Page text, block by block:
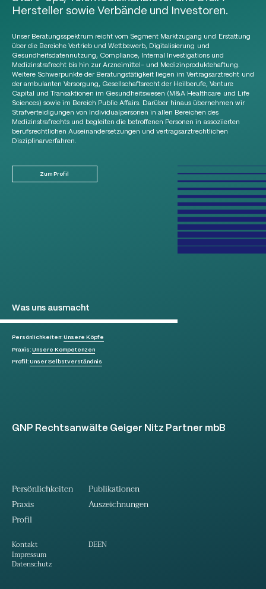
Hersteller sowie Verbände und Investoren.
Unser Beratungsspektrum reicht vom Segment Marktzugang und Erstattung
über die Bereiche Vertrieb und Wettbewerb, Digitalisierung und
Gesundheitsdatennutzung, Compliance, Internal Investigations und
Medizinstrafrecht bis hin zur Arzneimittel- und Medizinproduktehaftung.
Weitere Schwerpunkte der Beratungstätigkeit liegen im Vertragsarztrecht und
der ambulanten Versorgung, Gesellschaftsrecht der Heilberufe, Venture
Capital und Transaktionen im Gesundheitswesen (M&A Healthcare und Life
Sciences) sowie im Bereich Public Affairs. Darüber hinaus übernehmen wir
Strafverteidigungen von Individualpersonen in allen Bereichen des
Medizinstrafrechts und begleiten die betroffenen Personen in assoziierten
berufsrechtlichen Auseinandersetzungen und vertragsarztrechtlichen
Disziplinarverfahren.
Zum Profil
Was uns ausmacht
Persönlichkeiten:Unsere Köpfe
Praxis:Unsere Kompetenzen
Profil:Unser Selbstverständnis
GNP Rechtsanwälte Geiger Nitz Partner mbB
Persönlichkeiten
Praxis
Profil
Kontakt
Impressum
Datenschutz
Publikationen
Auszeichnungen
DEEN